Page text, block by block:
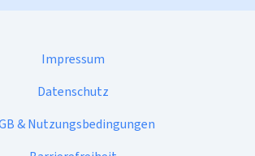
Impressum
Datenschutz
& Nutzungsbedingungen